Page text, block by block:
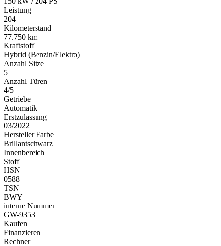
Leistung
204
Kilometerstand
77.750 km
Kraftstoff
Hybrid (Benzin/Elektro)
Anzahl Sitze
5
Anzahl Türen
4/5
Getriebe
Automatik
Erstzulassung
03/2022
Hersteller Farbe
Brillantschwarz
Innenbereich
Stoff
HSN
0588
TSN
BWY
interne Nummer
GW-9353
Kaufen
Finanzieren
Rechner